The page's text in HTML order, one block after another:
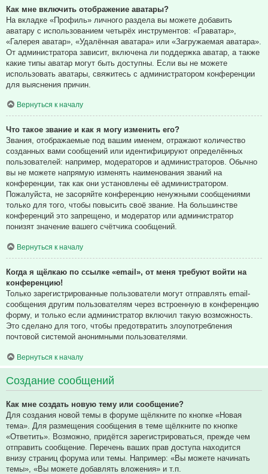
Как мне включить отображение аватары?
На вкладке «Профиль» личного раздела вы можете добавить
аватару с использованием четырёх инструментов: «Граватар»,
«Галерея аватар», «Удалённая аватара» или «Загружаемая аватара».
От администратора зависит, включена ли поддержка аватар, а также
какие типы аватар могут быть доступны. Если вы не можете
использовать аватары, свяжитесь с администратором конференции
для выяснения причин.
Вернуться к началу
Что такое звание и как я могу изменить его?
Звания, отображаемые под вашим именем, отражают количество
созданных вами сообщений или идентифицируют определённых
пользователей: например, модераторов и администраторов. Обычно
вы не можете напрямую изменять наименования званий на
конференции, так как они установлены её администратором.
Пожалуйста, не засоряйте конференцию ненужными сообщениями
только для того, чтобы повысить своё звание. На большинстве
конференций это запрещено, и модератор или администратор
понизят значение вашего счётчика сообщений.
Вернуться к началу
Когда я щёлкаю по ссылке «email», от меня требуют войти на
конференцию!
Только зарегистрированные пользователи могут отправлять email-
сообщения другим пользователям через встроенную в конференцию
форму, и только если администратор включил такую возможность.
Это сделано для того, чтобы предотвратить злоупотребления
почтовой системой анонимными пользователями.
Вернуться к началу
Создание сообщений
Как мне создать новую тему или сообщение?
Для создания новой темы в форуме щёлкните по кнопке «Новая
тема». Для размещения сообщения в теме щёлкните по кнопке
«Ответить». Возможно, придётся зарегистрироваться, прежде чем
отправить сообщение. Перечень ваших прав доступа находится
внизу страниц форума или темы. Например: «Вы можете начинать
темы», «Вы можете добавлять вложения» и т.п.